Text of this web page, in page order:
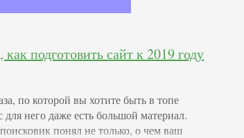
подготовить сайт к 2019 году
по которой вы хотите быть в топе
него даже есть большой материал.
понял не только, о чем ваш